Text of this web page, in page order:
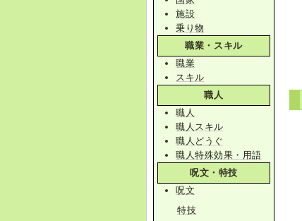
施設
乗り物
職業・スキル
職業
スキル
職人
職人
職人スキル
職人どうぐ
職人特殊効果・用語
呪文・特技
呪文
特技